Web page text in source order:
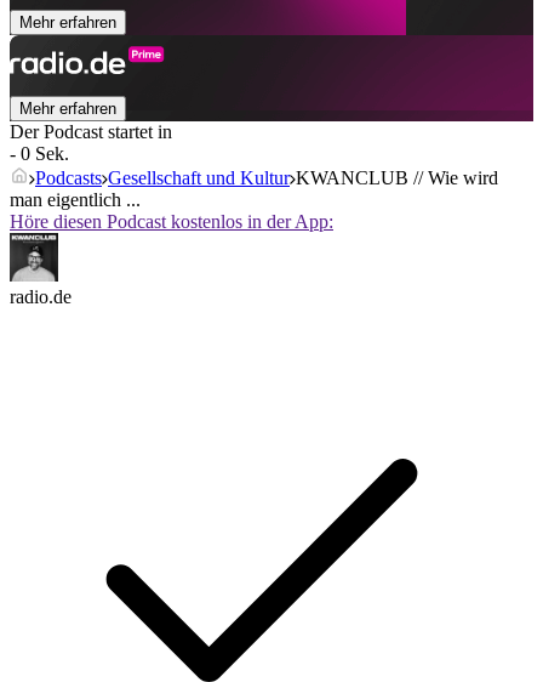
Mehr erfahren
Mehr erfahren
Der Podcast startet in
- 0 Sek.
Podcasts Gesellschaft und Kultur KWANCLUB // Wie wird
man eigentlich ...
Höre diesen Podcast kostenlos in der App:
radio.de